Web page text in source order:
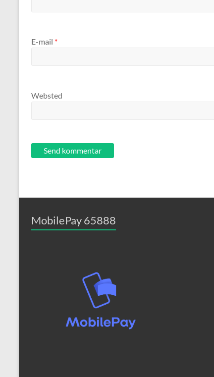
E-mail *
Websted
MobilePay 65888